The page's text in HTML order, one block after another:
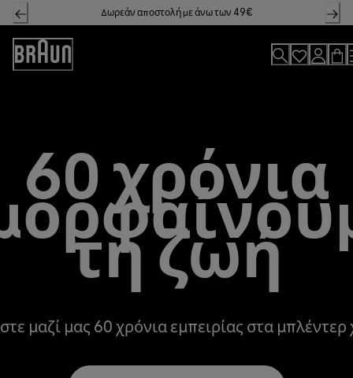
Skip
to
Content
Δωρεάν αποστολή με άνω των 49€
Accessibility
60 χρόνια
τη ζωή
μαζί μας 60 χρόνια εμπειρίας στα μπλέντερ